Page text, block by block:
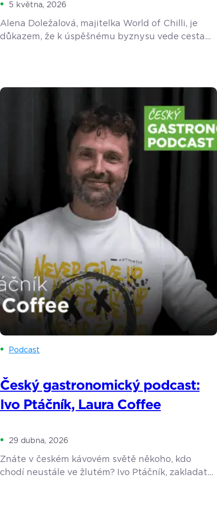
5 května, 2026
Alena Doležalová, majitelka World of Chilli, je
důkazem, že k úspěšnému byznysu vede cesta
a s technologiemi bojuje, při řízení dvou
chytrý pokladní systém.
https://youtu.be/fDUy0WWmehM Vášeň, která
přežila cigarety Impuls k podnikání byl poměrně
Podcast
Český gastronomický podcast:
Ivo Ptáčník, Laura Coffee
29 dubna, 2026
Znáte v českém kávovém světě někoho, kdo
chodí neustále ve žlutém? Ivo Ptáčník, zakladatel